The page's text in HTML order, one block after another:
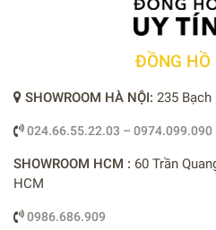
ĐỒNG HỒ
SHOWROOM HÀ NỘI: 235 Bạch
024.66.55.22.03 – 0974.099.090
SHOWROOM HCM : 60 Trần
HCM
0986.686.909